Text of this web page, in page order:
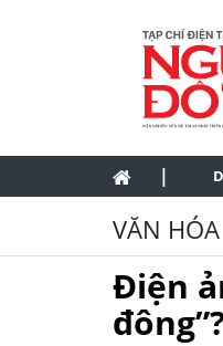
|
VĂN HÓA
Điện